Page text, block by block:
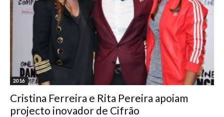
2016
Cristina Ferreira e Rita Pereira apoiam
projecto inovador de Cifrão